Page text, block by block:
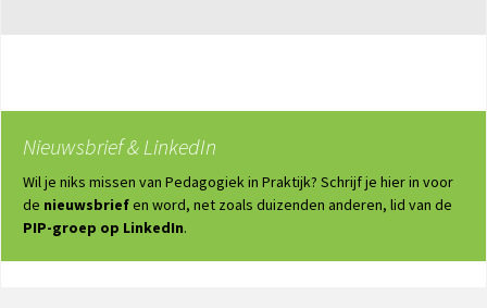
Nieuwsbrief & LinkedIn
Wil je niks missen van Pedagogiek in Praktijk? Schrijf je hier in voor
de nieuwsbriefen word, net zoals duizenden anderen, lid van de
PIP-groep op LinkedIn.